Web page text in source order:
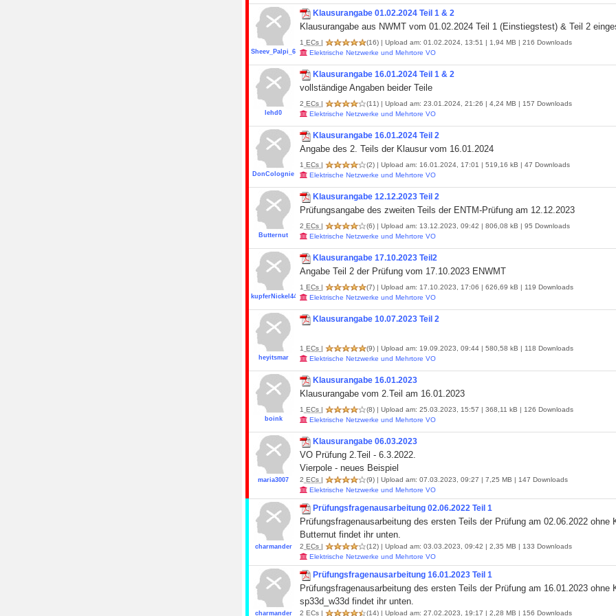
Sheev_Palpi_66
Klausurangabe 01.02.2024 Teil 1 & 2
Klausurangabe aus NWMT vom 01.02.2024 Teil 1 (Einstiegstest) & Teil 2
1 ECs | (16) | Upload am: 01.02.2024, 13:51 | 1,94 MB | 216 Downloads
Elektrische Netzwerke und Mehrtore VO
lehd0
Klausurangabe 16.01.2024 Teil 1 & 2
vollständige Angaben beider Teile
2 ECs | (11) | Upload am: 23.01.2024, 21:26 | 4,24 MB | 157 Downloads
Elektrische Netzwerke und Mehrtore VO
DonColognie
Klausurangabe 16.01.2024 Teil 2
Angabe des 2. Teils der Klausur vom 16.01.2024
1 ECs | (2) | Upload am: 16.01.2024, 17:01 | 519,16 kB | 47 Downloads
Elektrische Netzwerke und Mehrtore VO
Butternut
Klausurangabe 12.12.2023 Teil 2
Prüfungsangabe des zweiten Teils der ENTM-Prüfung am 12.12.2023
2 ECs | (6) | Upload am: 13.12.2023, 09:42 | 806,08 kB | 95 Downloads
Elektrische Netzwerke und Mehrtore VO
kupferNickel44
Klausurangabe 17.10.2023 Teil2
Angabe Teil 2 der Prüfung vom 17.10.2023 ENWMT
1 ECs | (7) | Upload am: 17.10.2023, 17:06 | 626,69 kB | 119 Downloads
Elektrische Netzwerke und Mehrtore VO
heyitsmar
Klausurangabe 10.07.2023 Teil 2
1 ECs | (9) | Upload am: 19.09.2023, 09:44 | 580,58 kB | 118 Downloads
Elektrische Netzwerke und Mehrtore VO
boink
Klausurangabe 16.01.2023
Klausurangabe vom 2.Teil am 16.01.2023
1 ECs | (8) | Upload am: 25.03.2023, 15:57 | 368,11 kB | 126 Downloads
Elektrische Netzwerke und Mehrtore VO
maria3007
Klausurangabe 06.03.2023
VO Prüfung 2.Teil - 6.3.2022.
Vierpole - neues Beispiel
2 ECs | (9) | Upload am: 07.03.2023, 09:27 | 7,25 MB | 147 Downloads
Elektrische Netzwerke und Mehrtore VO
charmander
Prüfungsfragenausarbeitung 02.06.2022 Teil 1
Prüfungsfragenausarbeitung des ersten Teils der Prüfung am 02.06.2022
Butternut findet ihr unten.
2 ECs | (12) | Upload am: 03.03.2023, 09:42 | 2,35 MB | 133 Downloads
Elektrische Netzwerke und Mehrtore VO
charmander
Prüfungsfragenausarbeitung 16.01.2023 Teil 1
Prüfungsfragenausarbeitung des ersten Teils der Prüfung am 16.01.2023
sp33d_w33d findet ihr unten.
2 ECs | (14) | Upload am: 27.02.2023, 19:17 | 2,28 MB | 156 Downloads